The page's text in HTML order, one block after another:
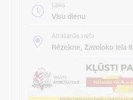
Laiks
Visu dienu
Atrašanās vieta
Rēzekne, Zavoloko iela 8